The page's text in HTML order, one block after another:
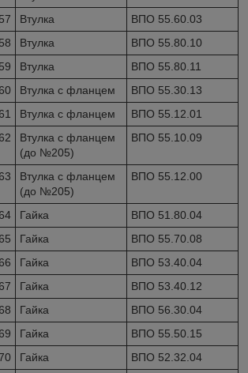
57
Втулка
ВПО 55.60.03
58
Втулка
ВПО 55.80.10
59
Втулка
ВПО 55.80.11
Втулка с фланцем
ВПО 55.30.13
Втулка с фланцем
ВПО 55.12.01
Втулка с фланцем
(до №205)
ВПО 55.10.09
Втулка с фланцем
(до №205)
ВПО 55.12.00
Гайка
ВПО 51.80.04
Гайка
ВПО 55.70.08
Гайка
ВПО 53.40.04
Гайка
ВПО 53.40.12
Гайка
ВПО 56.30.04
Гайка
ВПО 55.50.15
Гайка
ВПО 52.32.04